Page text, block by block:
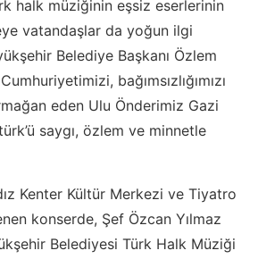
halk müziğinin eşsiz eserlerinin
vatandaşlar da yoğun ilgi
Belediye Başkanı Özlem
bağımsızlığımızı
eden Ulu Önderimiz Gazi
saygı, özlem ve minnetle
Kenter Kültür Merkezi ve Tiyatro
konserde, Şef Özcan Yılmaz
Belediyesi Türk Halk Müziği